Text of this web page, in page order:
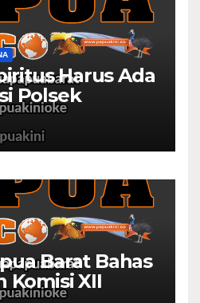
Harus Ada
Polsek
Barat Bahas
Komisi XII